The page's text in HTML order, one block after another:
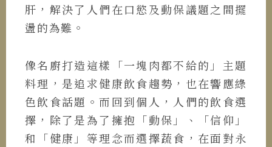
肝，解決了人們在口慾及動保議題之間擺
盪的為難。
像名廚打造這樣「一塊肉都不給的」主題
料理，是追求健康飲食趨勢，也在響應綠
色飲食話題。而回到個人，人們的飲食選
擇，除了是為了擁抱「動保」、「信仰」
和「健康」等理念而選擇蔬食，在面對永